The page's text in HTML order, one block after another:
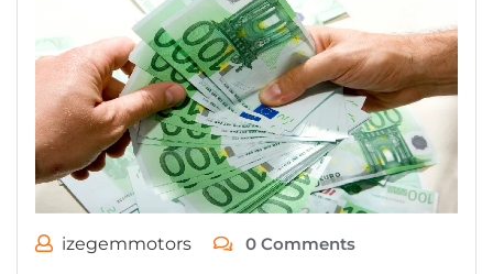
izegemmotors 0 Comments